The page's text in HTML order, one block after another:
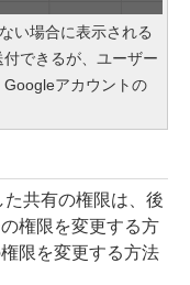
い場合に表示される
できるが、ユーザー
アカウントの
た共有の権限は、後
権限を変更する方
限を変更する方法